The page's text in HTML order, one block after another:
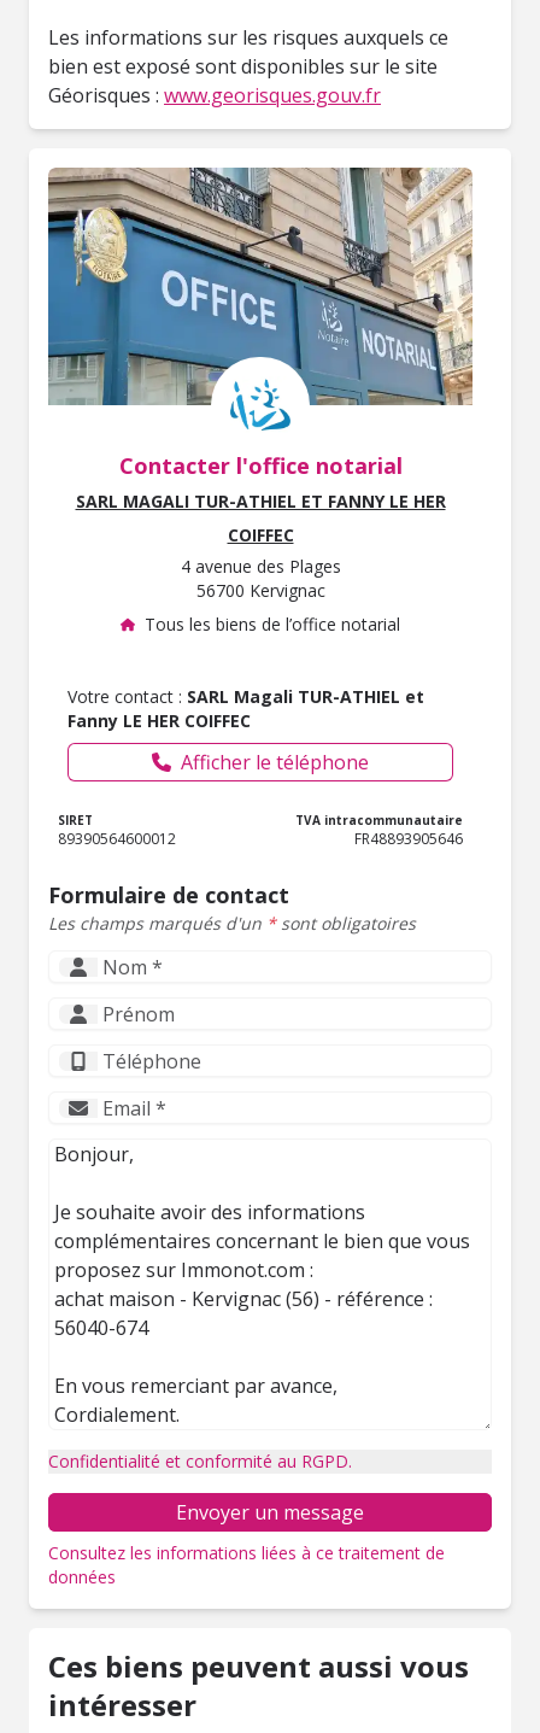
Les informations sur les risques auxquels ce
bien est exposé sont disponibles sur le site
Géorisques : www.georisques.gouv.fr
Contacter l'office notarial
SARL MAGALI TUR-ATHIEL ET FANNY LE HER
COIFFEC
4 avenue des Plages
56700 Kervignac
Tous les biens de l’office notarial
Votre contact : SARL Magali TUR-ATHIEL et
Fanny LE HER COIFFEC
Afficher le téléphone
SIRET
89390564600012
TVA intracommunautaire
FR48893905646
Formulaire de contact
Les champs marqués d'un *sont obligatoires
Confidentialité et conformité au RGPD.
Envoyer un message
Consultez les informations liées à ce traitement de
données
Ces biens peuvent aussi vous
intéresser